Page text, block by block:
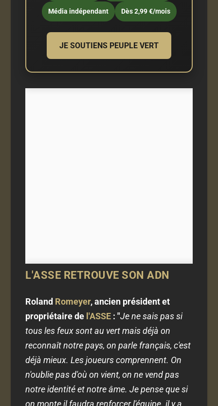
Média indépendant Dès 2,99 €/mois
JE SOUTIENS PEUPLE VERT
L'ASSE RETROUVE SON ADN
Roland Romeyer, ancien président et
propriétaire de l'ASSE : "Je ne sais pas si
tous les feux sont au vert mais déjà on
reconnaît notre pays, on parle français, c'est
déjà mieux. Les joueurs comprennent. On
n'oublie pas d'où on vient, on ne vend pas
notre identité et notre âme. Je pense que si
on monte il faudra renforcer l'équipe. il y a